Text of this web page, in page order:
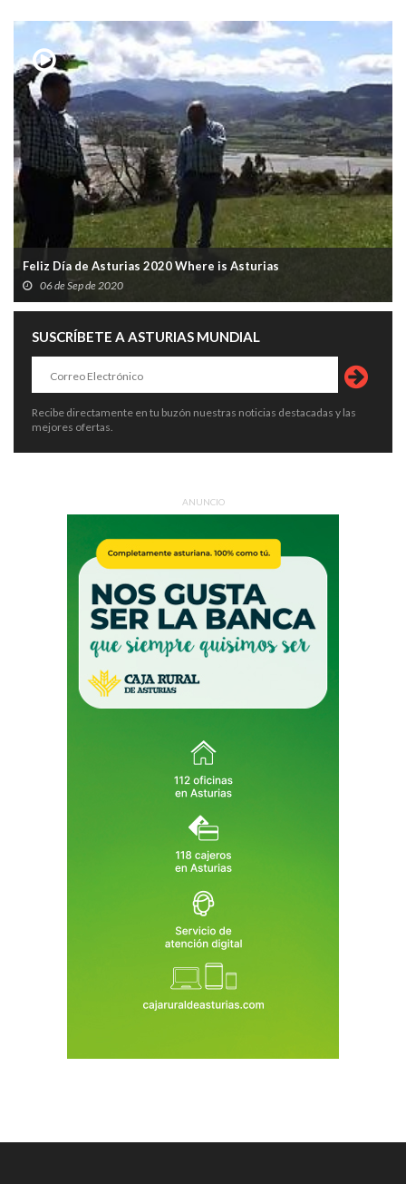
Feliz Día de Asturias 2020 Where is Asturias
06 de Sep de 2020
SUSCRÍBETE A ASTURIAS MUNDIAL
Recibe directamente en tu buzón nuestras noticias destacadas y las
mejores ofertas.
ANUNCIO